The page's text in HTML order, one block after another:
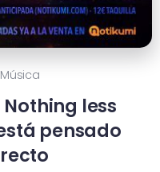
Música
less
pensado